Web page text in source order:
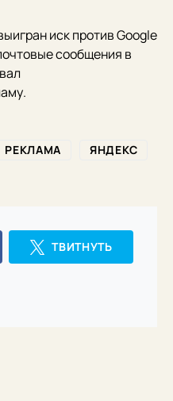
иск против Google
сообщения в
РЕКЛАМА ЯНДЕКС
ТВИТНУТЬ